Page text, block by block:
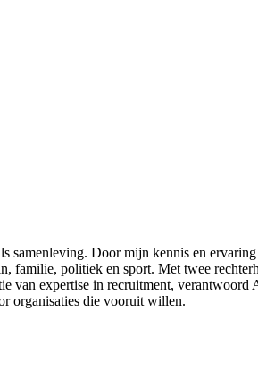
Door mijn kennis en
familie, politiek en sport. Met twee
expertise in recruitment,
organisaties die vooruit willen.